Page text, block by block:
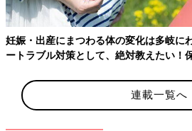
妊娠・出産にまつわる体の変化は多岐に
ートラブル対策として、絶対教えたい！
連載一覧へ